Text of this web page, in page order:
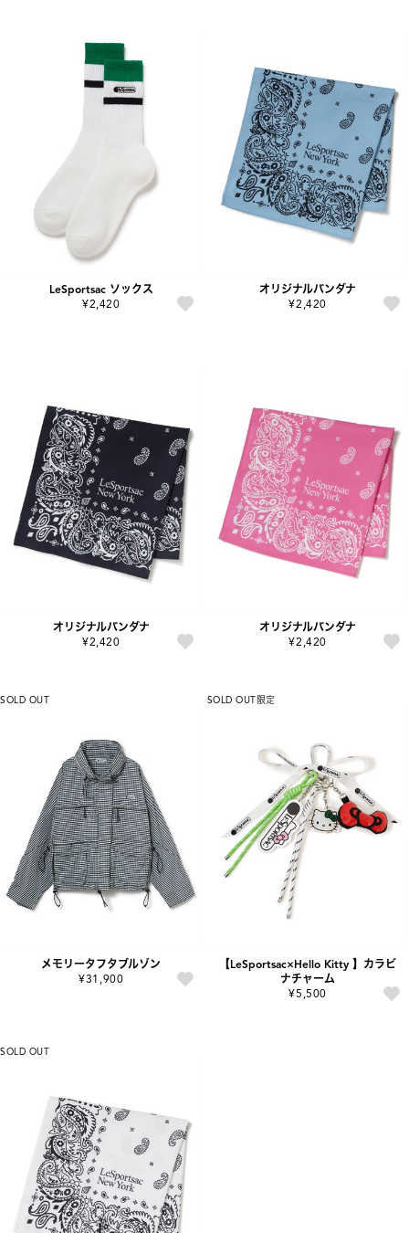
LeSportsac ソックス
¥2,420
オリジナルバンダナ
¥2,420
オリジナルバンダナ
¥2,420
オリジナルバンダナ
¥2,420
SOLD OUT
メモリータフタブルゾン
¥31,900
SOLD OUT 限定
【LeSportsac×Hello Kitty 】カラビ
ナチャーム
¥5,500
SOLD OUT